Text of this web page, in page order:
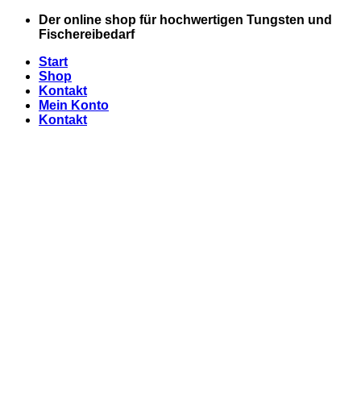
Zum
Der online shop für hochwertigen Tungsten und
Fischereibedarf
Start
Shop
Kontakt
Mein Konto
Kontakt